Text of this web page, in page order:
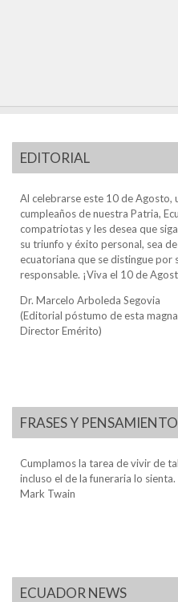
EDITORIAL
Al celebrarse este 10 de Agosto,
cumpleaños de nuestra Patria,
compatriotas y les desea que
su triunfo y éxito personal, sea
ecuatoriana que se distingue
responsable. ¡Viva el 10 de
Dr. Marcelo Arboleda Segovia
(Editorial póstumo de esta
Director Emérito)
FRASES Y
Cumplamos la tarea de vivir de
incluso el de la funeraria lo sienta.
Mark Twain
ECUADOR NEWS